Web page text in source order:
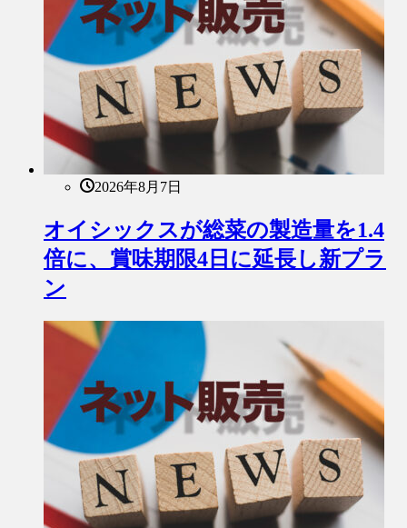
2026年8月7日
オイシックスが総菜の製造量を1.4
倍に、賞味期限4日に延長し新プラ
ン